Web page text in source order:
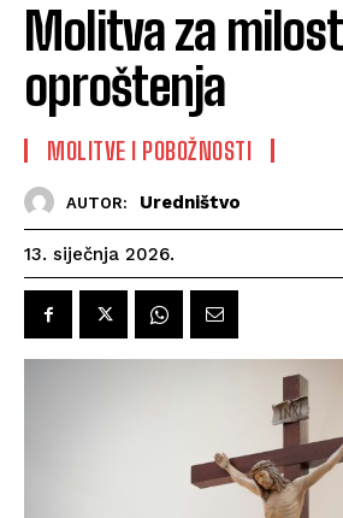
Molitva za milost
oproštenja
MOLITVE I POBOŽNOSTI
AUTOR: Uredništvo
13. siječnja 2026.